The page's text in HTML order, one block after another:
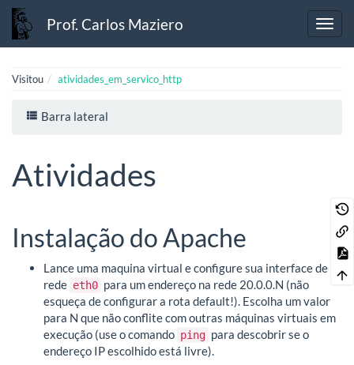
Prof. Carlos Maziero
Visitou atividades_em_servico_http
Barra lateral
Atividades
Instalação do Apache
Lance uma maquina virtual e configure sua interface de
rede eth0 para um endereço na rede 20.0.0.N (não
esqueça de configurar a rota default!). Escolha um valor
para N que não conflite com outras máquinas virtuais em
execução (use o comando ping para descobrir se o
endereço IP escolhido está livre).